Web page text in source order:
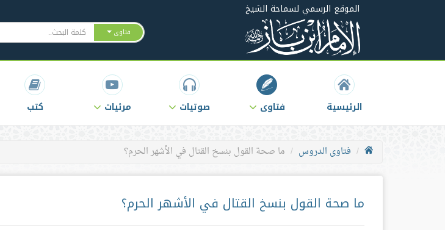
الموقع الرسمي لسماحة الشيخ
فتاوى
الرئيسية فتاوى صوتيات مرئيات كتب
فتاوى الدروس ما صحة القول بنسخ القتال في الأشهر الحرم؟
ما صحة القول بنسخ القتال في الأشهر الحرم؟